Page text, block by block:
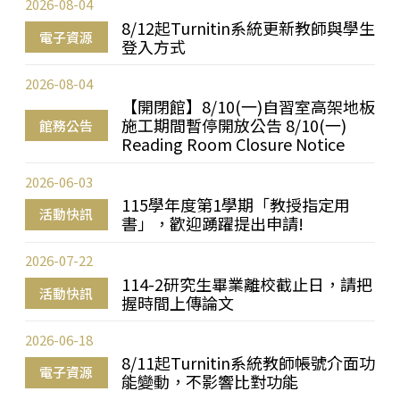
電子資源
8/12起Turnitin系統更新教師與學生
登入方式
2026-08-04
館務公告
【開閉館】8/10(一)自習室高架地板
施工期間暫停開放公告 8/10(一)
Reading Room Closure Notice
2026-08-04
活動快訊
115學年度第1學期「教授指定用
書」，歡迎踴躍提出申請!
2026-06-03
活動快訊
114-2研究生畢業離校截止日，請把
握時間上傳論文
2026-07-22
電子資源
8/11起Turnitin系統教師帳號介面功
能變動，不影響比對功能
2026-06-18